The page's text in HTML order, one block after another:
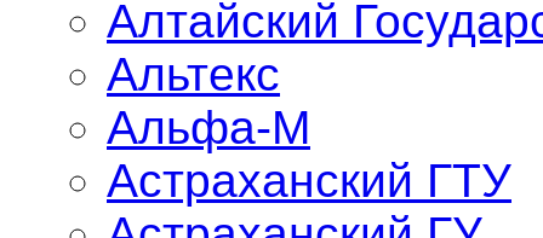
Алтайский
Альтекс
Альфа-М
Астраханский ГТУ